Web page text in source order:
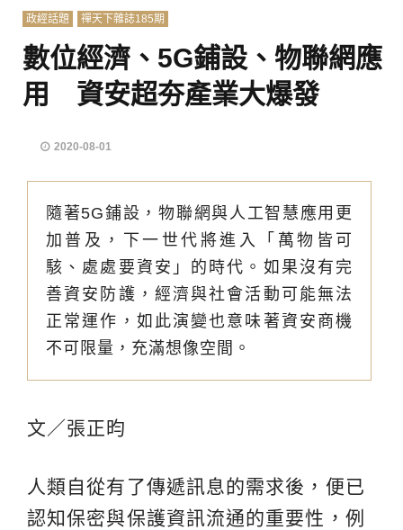
政經話題 禪天下雜誌185期
數位經濟、5G鋪設、物聯網應
用 資安超夯產業大爆發
2020-08-01
隨著5G鋪設，物聯網與人工智慧應用更
加普及，下一世代將進入「萬物皆可
駭、處處要資安」的時代。如果沒有完
善資安防護，經濟與社會活動可能無法
正常運作，如此演變也意味著資安商機
不可限量，充滿想像空間。
文／張正昀
人類自從有了傳遞訊息的需求後，便已
認知保密與保護資訊流通的重要性，例